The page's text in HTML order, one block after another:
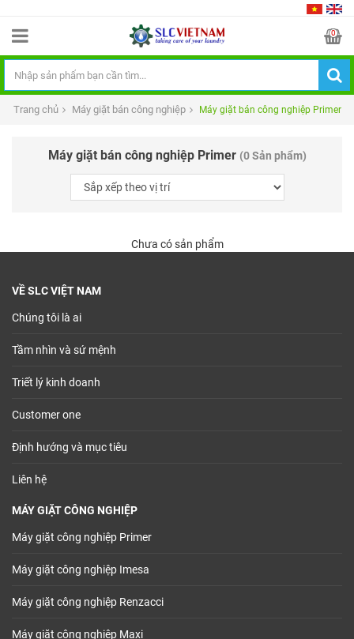
0
Trang chủ Máy giặt bán công nghiệp Máy giặt bán công nghiệp Primer
Máy giặt bán công nghiệp Primer (0 Sản phẩm)
Chưa có sản phẩm
VỀ SLC VIỆT NAM
Chúng tôi là ai
Tầm nhìn và sứ mệnh
Triết lý kinh doanh
Customer one
Định hướng và mục tiêu
Liên hệ
MÁY GIẶT CÔNG NGHIỆP
Máy giặt công nghiệp Primer
Máy giặt công nghiệp Imesa
Máy giặt công nghiệp Renzacci
Máy giặt công nghiệp Maxi